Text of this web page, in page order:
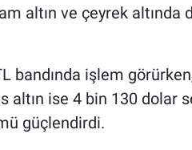
altın ve çeyrek altında
bandında işlem
altın ise 4 bin 130 dolar
güçlendirdi.